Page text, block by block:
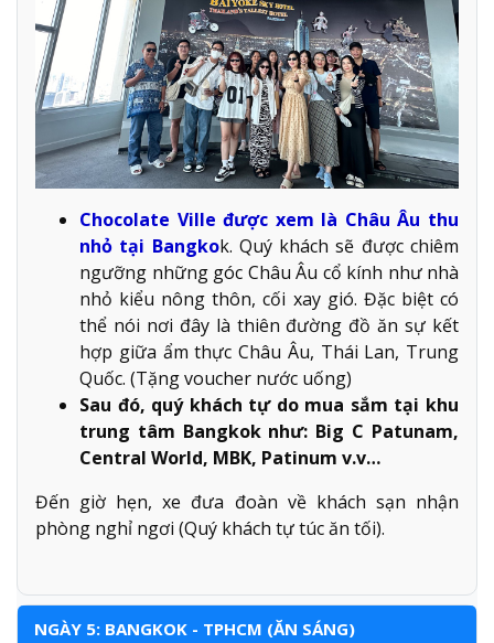
Chocolate Ville được xem là Châu Âu thu
nhỏ tại Bangkok. Quý khách sẽ được chiêm
ngưỡng những góc Châu Âu cổ kính như nhà
nhỏ kiểu nông thôn, cối xay gió. Đặc biệt có
thể nói nơi đây là thiên đường đồ ăn sự kết
hợp giữa ẩm thực Châu Âu, Thái Lan, Trung
Quốc. (Tặng voucher nước uống)
Sau đó, quý khách tự do mua sắm tại khu
trung tâm Bangkok như: Big C Patunam,
Central World, MBK, Patinum v.v…
Đến giờ hẹn, xe đưa đoàn về khách sạn nhận
phòng nghỉ ngơi (Quý khách tự túc ăn tối).
NGÀY 5: BANGKOK - TPHCM (ĂN SÁNG)